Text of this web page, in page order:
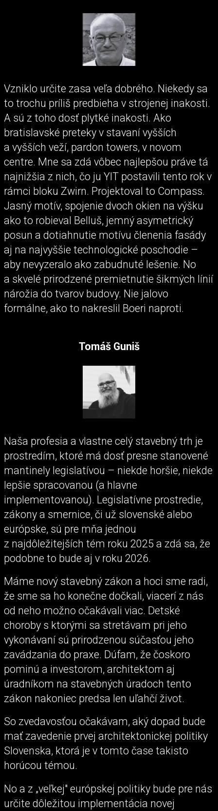
Vzniklo určite zasa veľa dobrého. Niekedy sa
to trochu príliš predbieha v strojenej inakosti.
A sú z toho dosť plytké inakosti. Ako
bratislavské preteky v stavaní vyšších
a vyšších veží, pardon towers, v novom
centre. Mne sa zdá vôbec najlepšou práve tá
najnižšia z nich, čo ju YIT postavili tento rok v
rámci bloku Zwirn. Projektoval to Compass.
Jasný motív, spojenie dvoch okien na výšku
ako to robieval Belluš, jemný asymetrický
posun a dotiahnutie motívu členenia fasády
aj na najvyššie technologické poschodie –
aby nevyzeralo ako zabudnuté lešenie. No
a skvelé prirodzené premietnutie šikmých línií
nárožia do tvarov budovy. Nie jalovo
formálne, ako to nakreslil Boeri naproti.
Tomáš Guniš
Naša profesia a vlastne celý stavebný trh je
prostredím, ktoré má dosť presne stanovené
mantinely legislatívou – niekde horšie, niekde
lepšie spracovanou (a hlavne
implementovanou). Legislatívne prostredie,
zákony a smernice, či už slovenské alebo
európske, sú pre mňa jednou
z najdôležitejších tém roku 2025 a zdá sa, že
podobne to bude aj v roku 2026.
Máme nový stavebný zákon a hoci sme radi,
že sme sa ho konečne dočkali, viacerí z nás
od neho možno očakávali viac. Detské
choroby s ktorými sa stretávam pri jeho
vykonávaní sú prirodzenou súčasťou jeho
zavádzania do praxe. Dúfam, že čoskoro
pominú a investorom, architektom aj
úradníkom na stavebných úradoch tento
zákon nakoniec predsa len uľahčí život.
So zvedavosťou očakávam, aký dopad bude
mať zavedenie prvej architektonickej politiky
Slovenska, ktorá je v tomto čase takisto
horúcou témou.
No a z „veľkej" európskej politiky bude pre nás
určite dôležitou implementácia novej